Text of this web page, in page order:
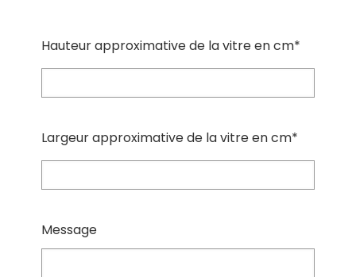
Hauteur approximative de la vitre en cm*
Largeur approximative de la vitre en cm*
Message